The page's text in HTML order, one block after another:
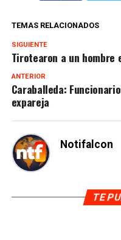
TEMAS RELACIONADOS
SIGUIENTE
Tirotearon a un hombre
ANTERIOR
Caraballeda:
expareja
Notifalcon
TE